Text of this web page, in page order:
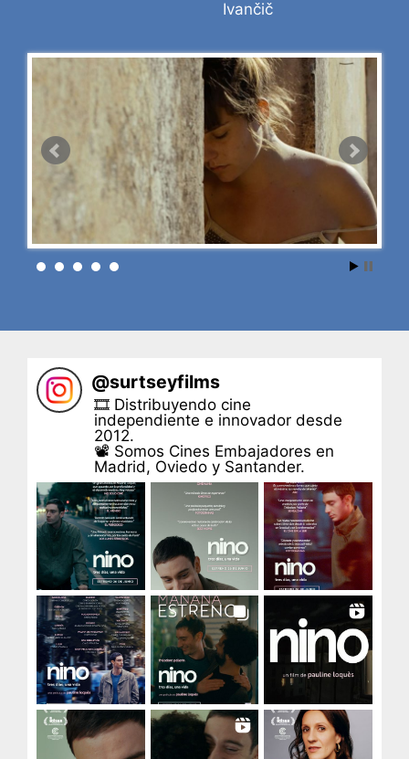
Ivančič
@surtseyfilms
🎞 Distribuyendo cine
independiente e innovador desde
2012.
📽 Somos Cines Embajadores en
Madrid, Oviedo y Santander.